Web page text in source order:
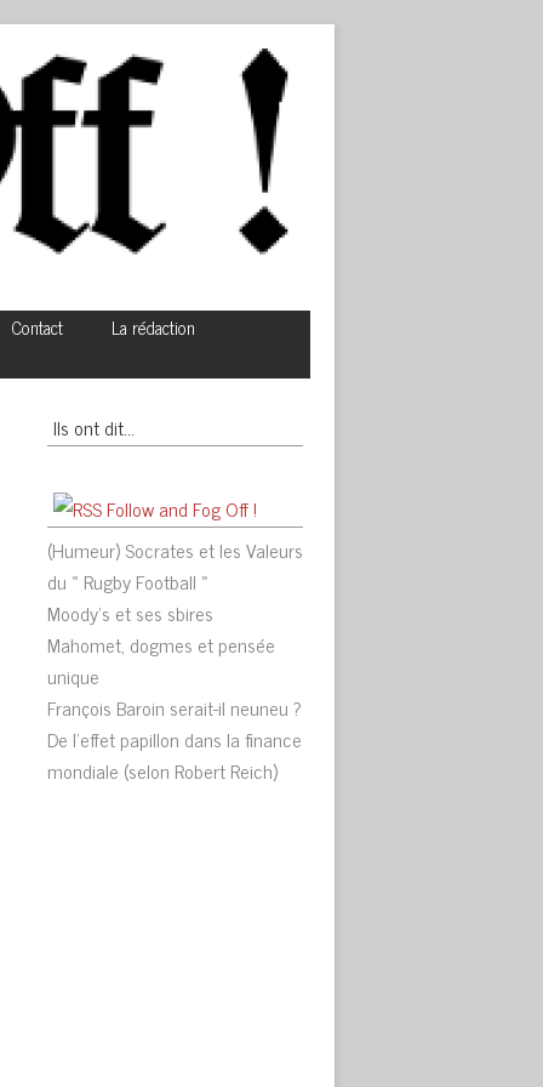
Contact
La rédaction
Ils ont dit…
Follow and Fog Off !
(Humeur) Socrates et les Valeurs
du « Rugby Football »
Moody’s et ses sbires
Mahomet, dogmes et pensée
unique
François Baroin serait-il neuneu ?
De l’effet papillon dans la finance
mondiale (selon Robert Reich)